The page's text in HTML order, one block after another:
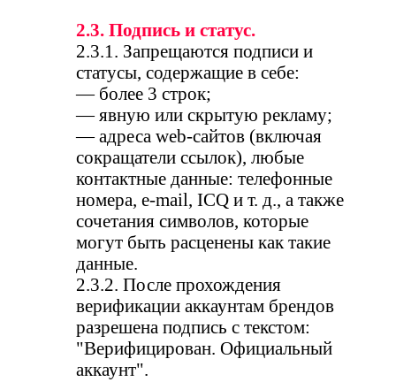
2.3. Подпись и статус.
2.3.1. Запрещаются подписи и
статусы, содержащие в себе:
— более 3 строк;
— явную или скрытую рекламу;
— адреса web-сайтов (включая
сокращатели ссылок), любые
контактные данные: телефонные
номера, e-mail, ICQ и т. д., а также
сочетания символов, которые
могут быть расценены как такие
данные.
2.3.2. После прохождения
верификации аккаунтам брендов
разрешена подпись с текстом:
"Верифицирован. Официальный
аккаунт".